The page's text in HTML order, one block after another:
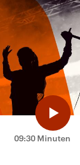
09:30 Minuten